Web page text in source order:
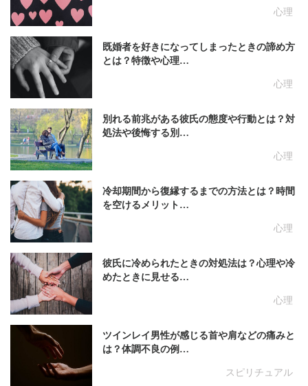
心理
心理
既婚者を好きになってしまったときの諦め方
とは？特徴や心理…
心理
別れる前兆がある彼氏の態度や行動とは？対
処法や後悔する別…
心理
冷却期間から復縁するまでの方法とは？時間
を空けるメリット…
心理
彼氏に冷められたときの対処法は？心理や冷
めたときに見せる…
スピリチュアル
ツインレイ男性が感じる首や肩などの痛みと
は？体調不良の例…